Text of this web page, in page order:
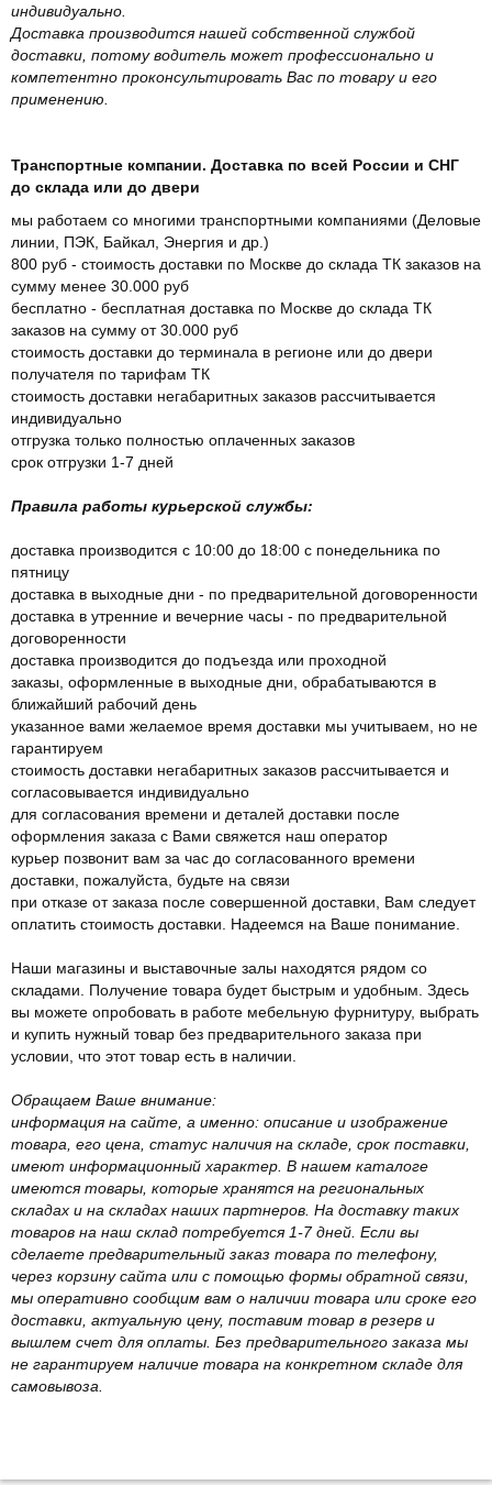
индивидуально.
Доставка производится нашей собственной службой
доставки, потому водитель может профессионально и
компетентно проконсультировать Вас по товару и его
применению.
Транспортные компании. Доставка по всей России и СНГ
до склада или до двери
мы работаем со многими транспортными компаниями (Деловые
линии, ПЭК, Байкал, Энергия и др.)
800 руб - стоимость доставки по Москве до склада ТК заказов на
сумму менее 30.000 руб
бесплатно - бесплатная доставка по Москве до склада ТК
заказов на сумму от 30.000 руб
стоимость доставки до терминала в регионе или до двери
получателя по тарифам ТК
стоимость доставки негабаритных заказов рассчитывается
индивидуально
отгрузка только полностью оплаченных заказов
срок отгрузки 1-7 дней
Правила работы курьерской службы:
доставка производится с 10:00 до 18:00 с понедельника по
пятницу
доставка в выходные дни - по предварительной договоренности
доставка в утренние и вечерние часы - по предварительной
договоренности
доставка производится до подъезда или проходной
заказы, оформленные в выходные дни, обрабатываются в
ближайший рабочий день
указанное вами желаемое время доставки мы учитываем, но не
гарантируем
стоимость доставки негабаритных заказов рассчитывается и
согласовывается индивидуально
для согласования времени и деталей доставки после
оформления заказа с Вами свяжется наш оператор
курьер позвонит вам за час до согласованного времени
доставки, пожалуйста, будьте на связи
при отказе от заказа после совершенной доставки, Вам следует
оплатить стоимость доставки. Надеемся на Ваше понимание.
Наши магазины и выставочные залы находятся рядом со
складами. Получение товара будет быстрым и удобным. Здесь
вы можете опробовать в работе мебельную фурнитуру, выбрать
и купить нужный товар без предварительного заказа при
условии, что этот товар есть в наличии.
Обращаем Ваше внимание:
информация на сайте, а именно: описание и изображение
товара, его цена, статус наличия на складе, срок поставки,
имеют информационный характер. В нашем каталоге
имеются товары, которые хранятся на региональных
складах и на складах наших партнеров. На доставку таких
товаров на наш склад потребуется 1-7 дней. Если вы
сделаете предварительный заказ товара по телефону,
через корзину сайта или с помощью формы обратной связи,
мы оперативно сообщим вам о наличии товара или сроке его
доставки, актуальную цену, поставим товар в резерв и
вышлем счет для оплаты. Без предварительного заказа мы
не гарантируем наличие товара на конкретном складе для
самовывоза.